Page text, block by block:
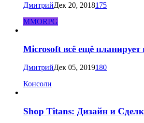
ДмитрийДек 20, 2018175
MMORPG
Microsoft всё ещё планирует
ДмитрийДек 05, 2019180
Консоли
Shop Titans: Дизайн и